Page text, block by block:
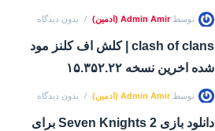
توسطAdmin Amir (ادمین) بدون دیدگاه
clash of clans | کلش اف کلنز مود
شده اخرین نسخه ۱۵.۳۵۲.۲۲
توسط Admin Amir (ادمین) بدون دیدگاه
دانلود بازی Seven Knights 2 برای